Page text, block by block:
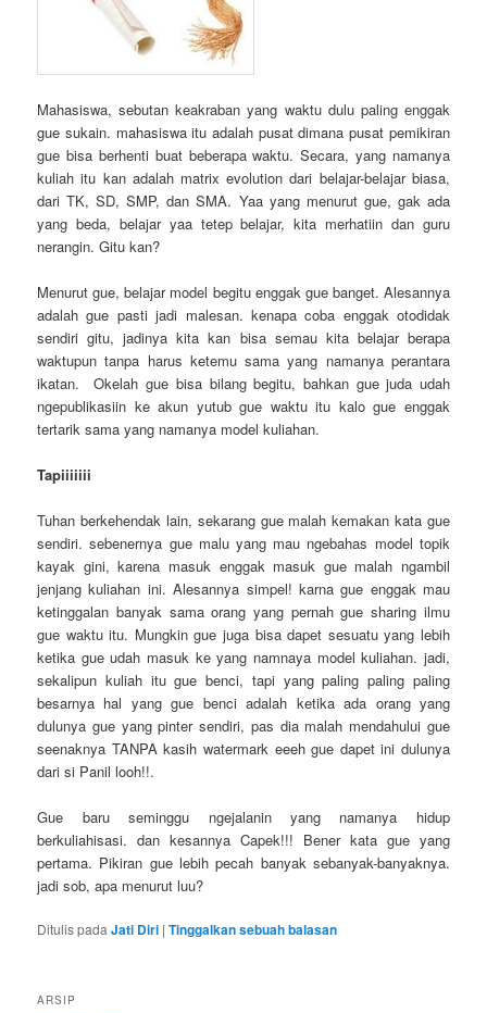
Mahasiswa, sebutan keakraban yang waktu dulu paling enggak
gue sukain. mahasiswa itu adalah pusat dimana pusat pemikiran
gue bisa berhenti buat beberapa waktu. Secara, yang namanya
kuliah itu kan adalah matrix evolution dari belajar-belajar biasa,
dari TK, SD, SMP, dan SMA. Yaa yang menurut gue, gak ada
yang beda, belajar yaa tetep belajar, kita merhatiin dan guru
nerangin. Gitu kan?
Menurut gue, belajar model begitu enggak gue banget. Alesannya
adalah gue pasti jadi malesan. kenapa coba enggak otodidak
sendiri gitu, jadinya kita kan bisa semau kita belajar berapa
waktupun tanpa harus ketemu sama yang namanya perantara
ikatan. Okelah gue bisa bilang begitu, bahkan gue juda udah
ngepublikasiin ke akun yutub gue waktu itu kalo gue enggak
tertarik sama yang namanya model kuliahan.
Tapiiiiiii
Tuhan berkehendak lain, sekarang gue malah kemakan kata gue
sendiri. sebenernya gue malu yang mau ngebahas model topik
kayak gini, karena masuk enggak masuk gue malah ngambil
jenjang kuliahan ini. Alesannya simpel! karna gue enggak mau
ketinggalan banyak sama orang yang pernah gue sharing ilmu
gue waktu itu. Mungkin gue juga bisa dapet sesuatu yang lebih
ketika gue udah masuk ke yang namnaya model kuliahan. jadi,
sekalipun kuliah itu gue benci, tapi yang paling paling paling
besarnya hal yang gue benci adalah ketika ada orang yang
dulunya gue yang pinter sendiri, pas dia malah mendahului gue
seenaknya TANPA kasih watermark eeeh gue dapet ini dulunya
dari si Panil looh!!.
Gue baru seminggu ngejalanin yang namanya hidup
berkuliahisasi. dan kesannya Capek!!! Bener kata gue yang
pertama. Pikiran gue lebih pecah banyak sebanyak-banyaknya.
jadi sob, apa menurut luu?
Ditulis padaJati Diri |Tinggalkan sebuah balasan
ARSIP